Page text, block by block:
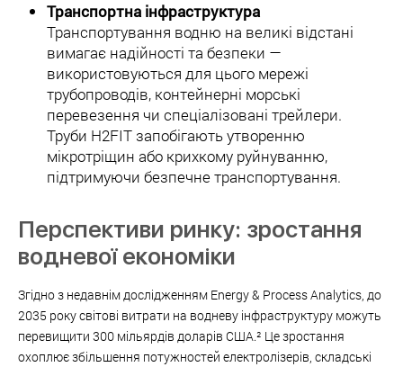
Транспортна інфраструктура
Транспортування водню на великі відстані
вимагає надійності та безпеки —
використовуються для цього мережі
трубопроводів, контейнерні морські
перевезення чи спеціалізовані трейлери.
Труби H2FIT запобігають утворенню
мікротріщин або крихкому руйнуванню,
підтримуючи безпечне транспортування.
Перспективи ринку: зростання
водневої економіки
Згідно з недавнім дослідженням Energy & Process Analytics, до
2035 року світові витрати на водневу інфраструктуру можуть
перевищити 300 мільярдів доларів США.² Це зростання
охоплює збільшення потужностей електролізерів, складські